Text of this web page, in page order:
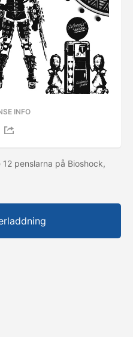
INFO
penslarna på Bioshock,